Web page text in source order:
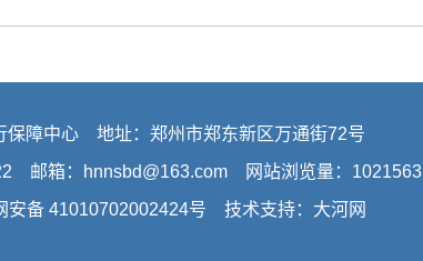
保障中心 地址：郑州市郑东新区万通街72号
邮箱：hnnsbd@163.com 网站浏览量： 1021563
备 41010702002424号 技术支持： 大河网